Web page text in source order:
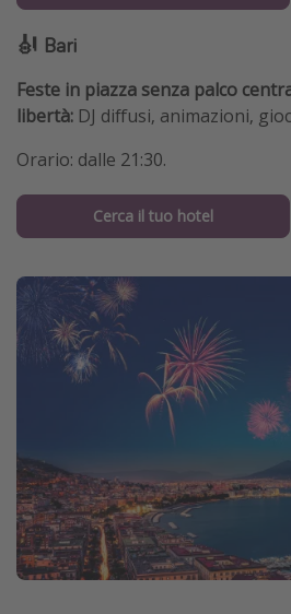
🎻 Bari
Feste in piazza senza palco
libertà: DJ diffusi, animazioni,
Orario: dalle 21:30.
Cerca il tuo hotel